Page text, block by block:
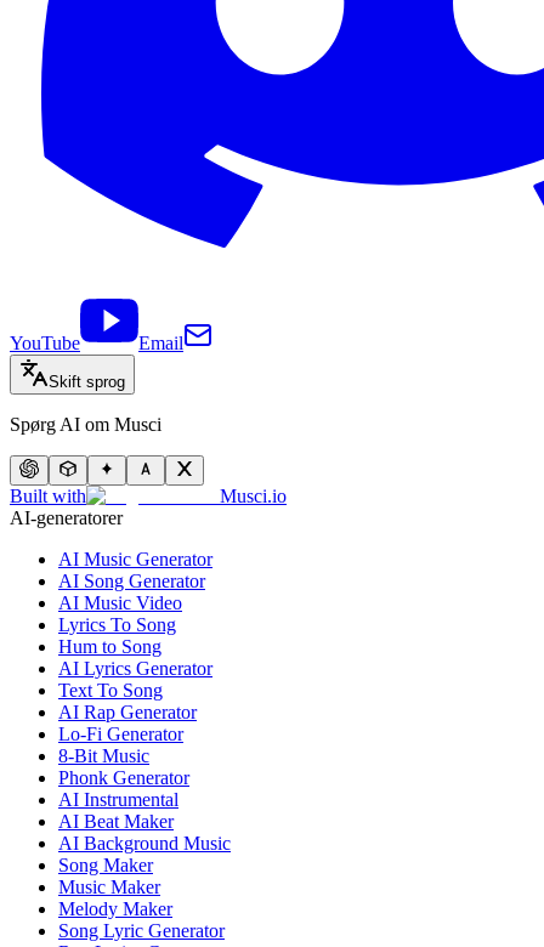
YouTube Email
Skift sprog
Spørg AI om Musci
Built with
Musci.io
AI-generatorer
AI Music Generator
AI Song Generator
AI Music Video
Lyrics To Song
Hum to Song
AI Lyrics Generator
Text To Song
AI Rap Generator
Lo-Fi Generator
8-Bit Music
Phonk Generator
AI Instrumental
AI Beat Maker
AI Background Music
Song Maker
Music Maker
Melody Maker
Song Lyric Generator